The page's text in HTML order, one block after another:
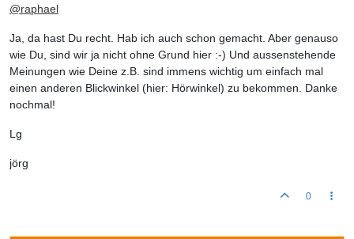
@raphael
Ja, da hast Du recht. Hab ich auch schon gemacht. Aber genauso
wie Du, sind wir ja nicht ohne Grund hier :-) Und aussenstehende
Meinungen wie Deine z.B. sind immens wichtig um einfach mal
einen anderen Blickwinkel (hier: Hörwinkel) zu bekommen. Danke
nochmal!
Lg
jörg
0